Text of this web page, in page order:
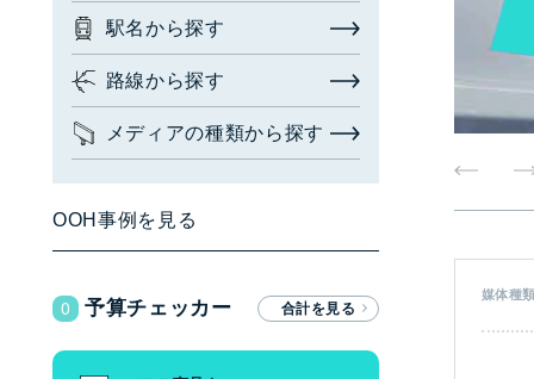
広告枠を探す
広告枠を探す
エリアから探す
閉じる
媒体種
駅名から探す
路線から探す
メディアの種類から探す
OOH事例を見る
予算チェッカー
0